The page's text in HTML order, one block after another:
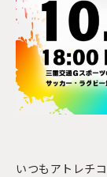
いつもアトレチ